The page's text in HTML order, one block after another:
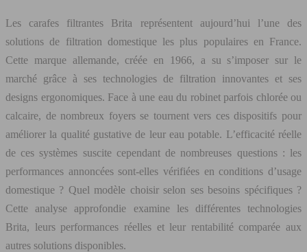
Les carafes filtrantes Brita représentent aujourd’hui l’une des
solutions de filtration domestique les plus populaires en France.
Cette marque allemande, créée en 1966, a su s’imposer sur le
marché grâce à ses technologies de filtration innovantes et ses
designs ergonomiques. Face à une eau du robinet parfois chlorée ou
calcaire, de nombreux foyers se tournent vers ces dispositifs pour
améliorer la qualité gustative de leur eau potable. L’efficacité réelle
de ces systèmes suscite cependant de nombreuses questions : les
performances annoncées sont-elles vérifiées en conditions d’usage
domestique ? Quel modèle choisir selon ses besoins spécifiques ?
Cette analyse approfondie examine les différentes technologies
Brita, leurs performances réelles et leur rentabilité comparée aux
autres solutions disponibles.